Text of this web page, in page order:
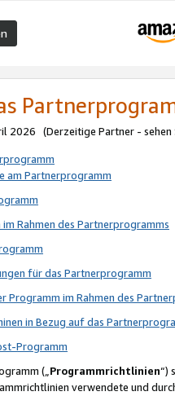
2026 (Derzeitige Partner - sehen
am Partnerprogramm
Rahmen des Partnerprogramms
für das Partnerprogramm
Programm im Rahmen des
in Bezug auf das
Programm
(„Programmrichtlinien“)
verwendete und